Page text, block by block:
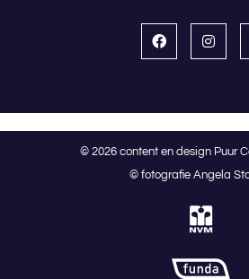
© 2026 content en design Puur
© fotografie Angela